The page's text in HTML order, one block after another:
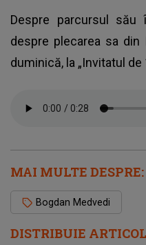
DISTRIBUIE
Despre parcursul său
despre plecarea sa
duminică, la „Invitatul de
MAI MULTE DESPRE:
Bogdan Medvedi